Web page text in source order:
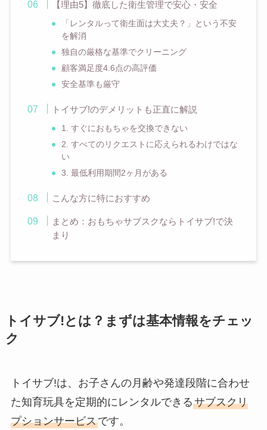
【理由5】徹底した衛生管理で安心・安全
「レンタルって衛生面は大丈夫？」という不安
を解消
独自の厳格な基準でクリーニング
顧客満足度4.6点の高評価
安全基準も厳守
トイサブ!のデメリットも正直に解説
1. すぐにおもちゃを交換できない
2. すべてのリクエストに応えられるわけではな
い
3. 最低利用期間2ヶ月がある
こんな方に特におすすめ
まとめ：おもちゃサブスクならトイサブ!で決
まり
トイサブ!とは？まずは基本情報をチェッ
ク
トイサブ!は、お子さんの月齢や発達段階に合わせ
た知育玩具を定期的にレンタルできるサブスクリ
プションサービスです。